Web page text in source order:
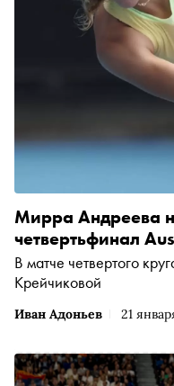
Иван Адоньев 21
Мирра Андреева
четвертьфинал
В матче четвертого
Крейчиковой